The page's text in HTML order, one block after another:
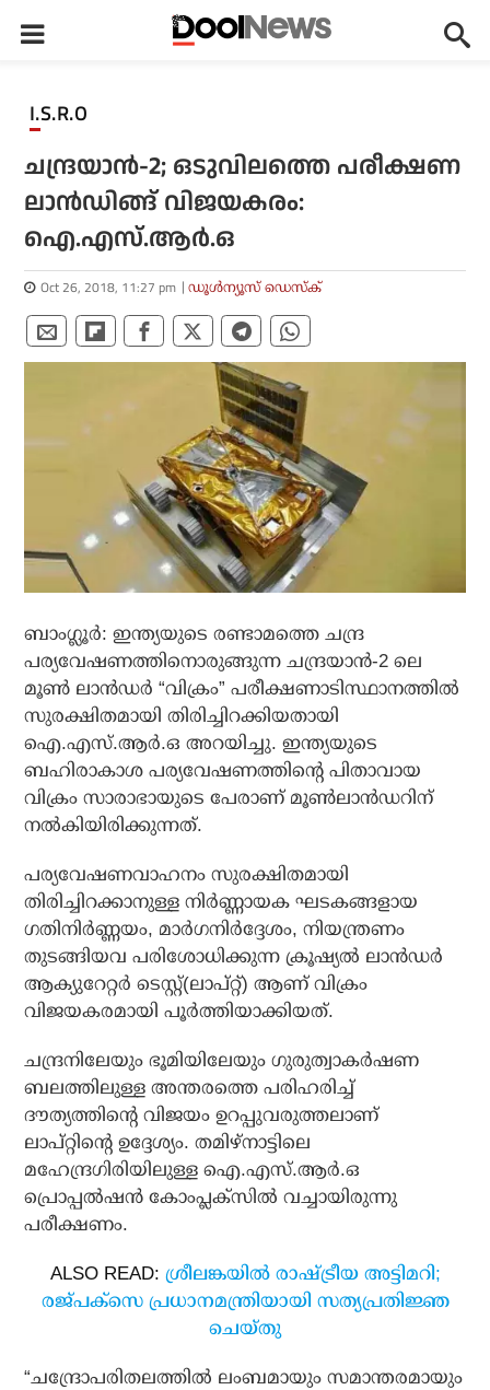
I.S.R.O
ചന്ദ്രയാന്‍-2; ഒടുവിലത്തെ പരീക്ഷണ
ലാന്‍ഡിങ്ങ് വിജയകരം:
ഐ.എസ്.ആര്‍.ഒ
Oct 26, 2018, 11:27 pm ഡൂള്‍ന്യൂസ് ഡെസ്‌ക്
ബാംഗ്ലൂര്‍: ഇന്ത്യയുടെ രണ്ടാമത്തെ ചന്ദ്ര
പര്യവേഷണത്തിനൊരുങ്ങുന്ന ചന്ദ്രയാന്‍-2 ലെ
മൂണ്‍ ലാന്‍ഡര്‍ “വിക്രം” പരീക്ഷണാടിസ്ഥാനത്തില്‍
സുരക്ഷിതമായി തിരിച്ചിറക്കിയതായി
ഐ.എസ്.ആര്‍.ഒ അറയിച്ചു. ഇന്ത്യയുടെ
ബഹിരാകാശ പര്യവേഷണത്തിന്റെ പിതാവായ
വിക്രം സാരാഭായുടെ പേരാണ് മൂണ്‍ലാന്‍ഡറിന്
നല്‍കിയിരിക്കുന്നത്.
പര്യവേഷണവാഹനം സുരക്ഷിതമായി
തിരിച്ചിറക്കാനുള്ള നിര്‍ണ്ണായക ഘടകങ്ങളായ
ഗതിനിര്‍ണ്ണയം, മാര്‍ഗനിര്‍ദ്ദേശം, നിയന്ത്രണം
തുടങ്ങിയവ പരിശോധിക്കുന്ന ക്രൂഷ്യല്‍ ലാന്‍ഡര്‍
ആക്യുറേറ്റര്‍ ടെസ്റ്റ്(ലാപ്റ്റ്) ആണ് വിക്രം
വിജയകരമായി പൂര്‍ത്തിയാക്കിയത്.
ചന്ദ്രനിലേയും ഭൂമിയിലേയും ഗുരുത്വാകര്‍ഷണ
ബലത്തിലുള്ള അന്തരത്തെ പരിഹരിച്ച്
ദൗത്യത്തിന്റെ വിജയം ഉറപ്പുവരുത്തലാണ്
ലാപ്റ്റിന്റെ ഉദ്ദേശ്യം. തമിഴ്‌നാട്ടിലെ
മഹേന്ദ്രഗിരിയിലുള്ള ഐ.എസ്.ആര്‍.ഒ
പ്രൊപ്പല്‍ഷന്‍ കോംപ്ലക്സില്‍ വച്ചായിരുന്നു
പരീക്ഷണം.
ALSO READ: ശ്രീലങ്കയില്‍ രാഷ്ട്രീയ അട്ടിമറി;
രജ്പക്‌സെ പ്രധാനമന്ത്രിയായി സത്യപ്രതിജ്ഞ
ചെയ്തു
“ചന്ദ്രോപരിതലത്തില്‍ ലംബമായും സമാന്തരമായും